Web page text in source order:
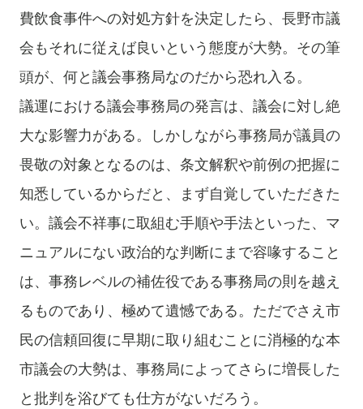
費飲食事件への対処方針を決定したら、長野市議
会もそれに従えば良いという態度が大勢。その筆
頭が、何と議会事務局なのだから恐れ入る。
議運における議会事務局の発言は、議会に対し絶
大な影響力がある。
しかしながら事務局が議員の
畏敬の対象となるのは、条文解釈や前例の把握に
知悉しているからだと、まず自覚していただきた
い。議会不祥事に取組む手順や手法といった、マ
ニュアルにない政治的な判断にまで容喙すること
は、事務レベルの補佐役である事務局の則を越え
るものであり、極めて遺憾である。ただでさえ市
民の信頼回復に早期に取り組むことに消極的な本
市議会の大勢は、事務局によってさらに増長した
と批判を浴びても仕方がないだろう。